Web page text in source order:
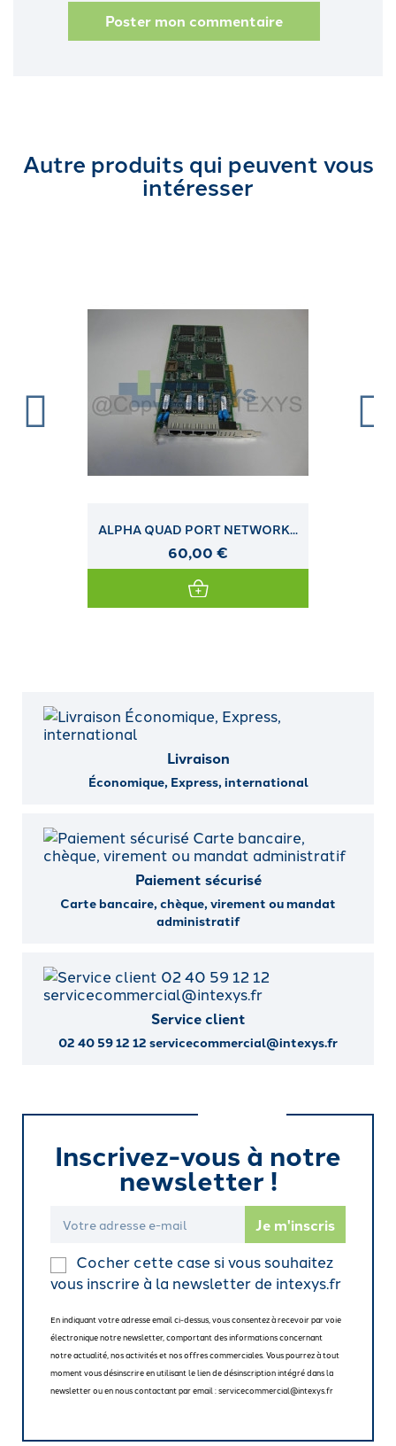
Poster mon commentaire
Autre produits qui peuvent vous
intéresser
ALPHA QUAD PORT NETWORK...
60,00 €
Livraison
Économique, Express, international
Paiement sécurisé
Carte bancaire, chèque, virement ou mandat
administratif
Service client
02 40 59 12 12 servicecommercial@intexys.fr
Inscrivez-vous à notre
newsletter !
Cocher cette case si vous souhaitez
vous inscrire à la newsletter de intexys.fr
En indiquant votre adresse email ci-dessus, vous consentez à recevoir par voie
électronique notre newsletter, comportant des informations concernant
notre actualité, nos activités et nos offres commerciales. Vous pourrez à tout
moment vous désinscrire en utilisant le lien de désinscription intégré dans la
newsletter ou en nous contactant par email : servicecommercial@intexys.fr